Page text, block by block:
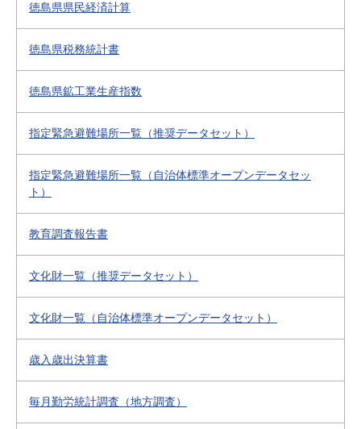
徳島県県民経済計算
徳島県税務統計書
徳島県鉱工業生産指数
指定緊急避難場所一覧（推奨データセット）
指定緊急避難場所一覧（自治体標準オープンデータセッ
ト）
教育調査報告書
文化財一覧（推奨データセット）
文化財一覧（自治体標準オープンデータセット）
歳入歳出決算書
毎月勤労統計調査（地方調査）